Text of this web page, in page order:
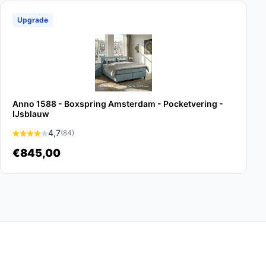
Upgrade
Anno 1588 - Boxspring Amsterdam - Pocketvering -
IJsblauw
4,7(84)
€845,00